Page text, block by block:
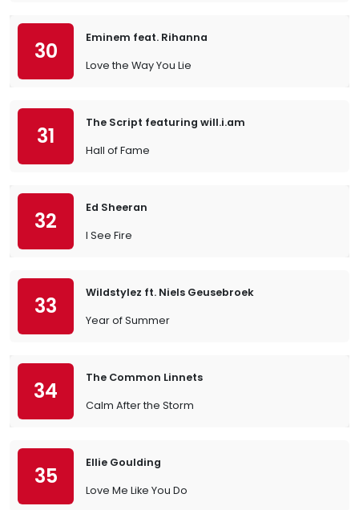
30
Eminem feat. Rihanna
Love the Way You Lie
31
The Script featuring will.i.am
Hall of Fame
32
Ed Sheeran
I See Fire
33
Wildstylez ft. Niels Geusebroek
Year of Summer
34
The Common Linnets
Calm After the Storm
35
Ellie Goulding
Love Me Like You Do